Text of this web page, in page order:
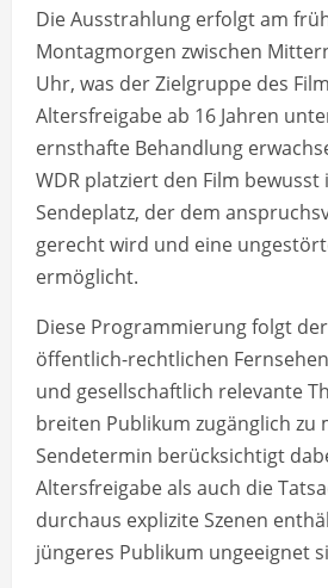
Die Ausstrahlung erfolgt am
Montagmorgen zwischen
Uhr, was der Zielgruppe des
Altersfreigabe ab 16 Jahren
ernsthafte Behandlung
WDR platziert den Film bewusst
Sendeplatz, der dem
gerecht wird und eine
ermöglicht.
Diese Programmierung folgt
öffentlich-rechtlichen
und gesellschaftlich relevante
breiten Publikum zugänglich zu
Sendetermin berücksichtigt
Altersfreigabe als auch die
durchaus explizite Szenen
jüngeres Publikum ungeeignet